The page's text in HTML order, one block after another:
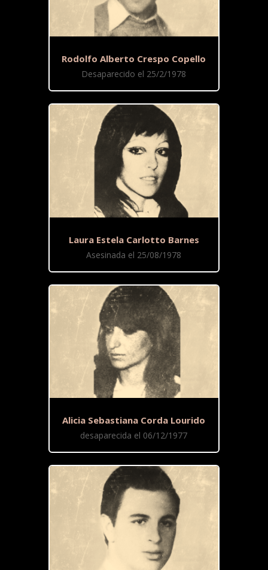
Rodolfo Alberto Crespo Copello
Desaparecido el 25/2/1978
Laura Estela Carlotto Barnes
Asesinada el 25/08/1978
Alicia Sebastiana Corda Lourido
desaparecida el 06/12/1977